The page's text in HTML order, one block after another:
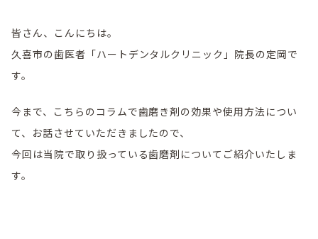
皆さん、こんにちは。
久喜市の歯医者「ハートデンタルクリニック」院長の定岡で
す。
今まで、こちらのコラムで歯磨き剤の効果や使用方法につい
て、お話させていただきましたので、
今回は当院で取り扱っている歯磨剤についてご紹介いたしま
す。